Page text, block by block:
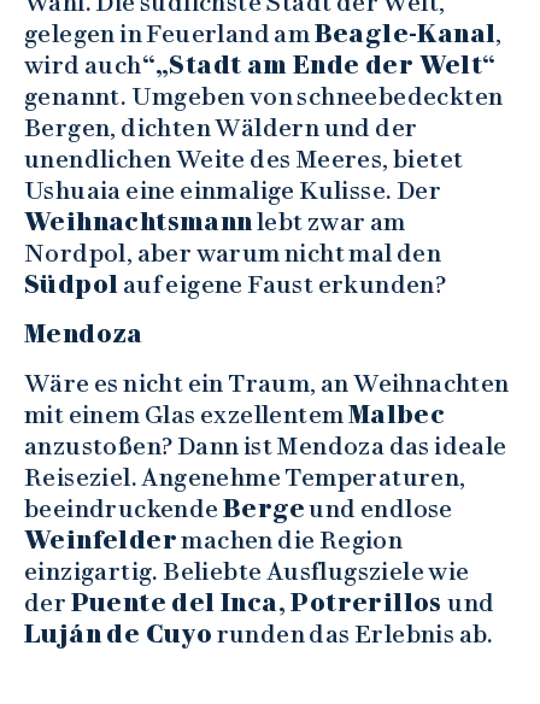
gelegen in Feuerland amBeagle-Kanal,
wird auch“„Stadt am Ende der Welt“
genannt. Umgeben von schneebedeckten
Bergen, dichten Wäldern und der
unendlichen Weite des Meeres, bietet
Ushuaia eine einmalige Kulisse. Der
Weihnachtsmannlebt zwar am
Nordpol, aber warum nicht mal den
Südpol auf eigene Faust erkunden?
Mendoza
Wäre es nicht ein Traum, an Weihnachten
mit einem Glas exzellentemMalbec
anzustoßen? Dann ist Mendoza das ideale
Reiseziel. Angenehme Temperaturen,
beeindruckende Bergeund endlose
Weinfeldermachen die Region
einzigartig. Beliebte Ausflugsziele wie
der Puente del Inca, Potrerillosund
Luján de Cuyo runden das Erlebnis ab.